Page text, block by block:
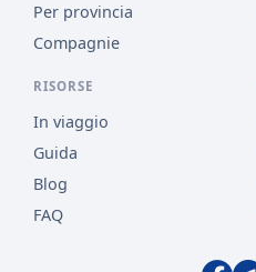
Per provincia
Compagnie
RISORSE
In viaggio
Guida
Blog
FAQ